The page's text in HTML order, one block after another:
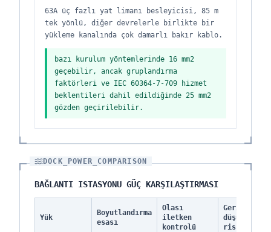
63A üç fazlı yat limanı besleyicisi, 85 m
tek yönlü, diğer devrelerle birlikte bir
yükleme kanalında çok damarlı bakır kablo.
bazı kurulum yöntemlerinde 16 mm2
geçebilir, ancak gruplandırma
faktörleri ve IEC 60364-7-709 hizmet
beklentileri dahil edildiğinde 25 mm2
gözden geçirilebilir.
DOCK_POWER_COMPARISON
BAĞLANTI ISTASYONU GÜÇ KARŞILAŞTIRMASI
Yük
Boyutlandırma
esası
Olası
iletken
kontrolü
Gerilim
düşüşü
riski